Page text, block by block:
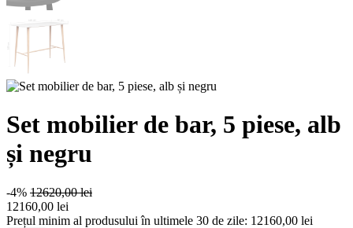
Set mobilier de bar, 5 piese, alb
și negru
-4% 12620,00 lei
12160,00 lei
Prețul minim al produsului în ultimele 30 de zile: 12160,00 lei